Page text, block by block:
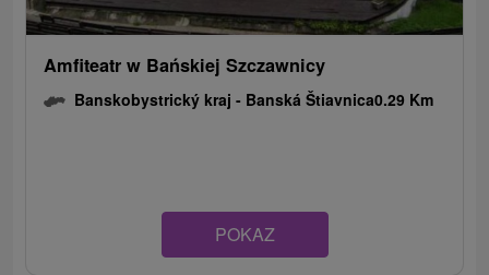
Amfiteatr w Bańskiej Szczawnicy
Banskobystrický kraj - Banská Štiavnica0.29 Km
POKAZ